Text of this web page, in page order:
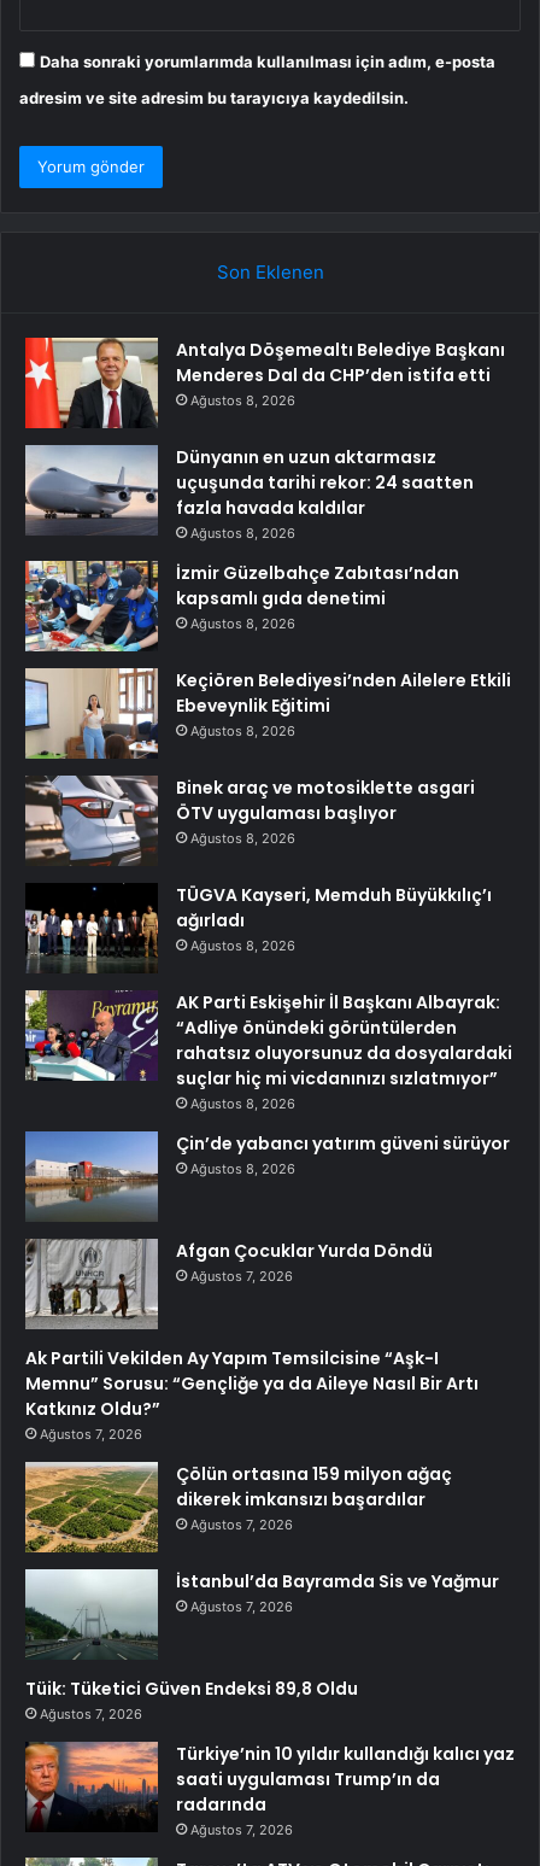
Daha sonraki yorumlarımda kullanılması için adım, e-posta
adresim ve site adresim bu tarayıcıya kaydedilsin.
Son Eklenen
Antalya Döşemealtı Belediye Başkanı
Menderes Dal da CHP’den istifa etti
Ağustos 8, 2026
Dünyanın en uzun aktarmasız
uçuşunda tarihi rekor: 24 saatten
fazla havada kaldılar
Ağustos 8, 2026
İzmir Güzelbahçe Zabıtası’ndan
kapsamlı gıda denetimi
Ağustos 8, 2026
Keçiören Belediyesi’nden Ailelere Etkili
Ebeveynlik Eğitimi
Ağustos 8, 2026
Binek araç ve motosiklette asgari
ÖTV uygulaması başlıyor
Ağustos 8, 2026
TÜGVA Kayseri, Memduh Büyükkılıç’ı
ağırladı
Ağustos 8, 2026
AK Parti Eskişehir İl Başkanı Albayrak:
“Adliye önündeki görüntülerden
rahatsız oluyorsunuz da dosyalardaki
suçlar hiç mi vicdanınızı sızlatmıyor”
Ağustos 8, 2026
Çin’de yabancı yatırım güveni sürüyor
Ağustos 8, 2026
Afgan Çocuklar Yurda Döndü
Ağustos 7, 2026
Ak Partili Vekilden Ay Yapım Temsilcisine “Aşk-I
Memnu” Sorusu: “Gençliğe ya da Aileye Nasıl Bir Artı
Katkınız Oldu?”
Ağustos 7, 2026
Çölün ortasına 159 milyon ağaç
dikerek imkansızı başardılar
Ağustos 7, 2026
İstanbul’da Bayramda Sis ve Yağmur
Ağustos 7, 2026
Tüik: Tüketici Güven Endeksi 89,8 Oldu
Ağustos 7, 2026
Türkiye’nin 10 yıldır kullandığı kalıcı yaz
saati uygulaması Trump’ın da
radarında
Ağustos 7, 2026